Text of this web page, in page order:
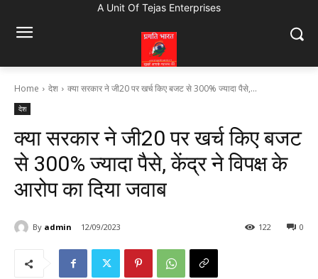
A Unit Of Tejas Enterprises
Home देश क्या सरकार ने जी20 पर खर्च किए बजट से 300% ज्यादा पैसे,...
देश
क्या सरकार ने जी20 पर खर्च किए बजट
से 300% ज्यादा पैसे, केंद्र ने विपक्ष के
आरोप का दिया जवाब
By admin 12/09/2023 0
122